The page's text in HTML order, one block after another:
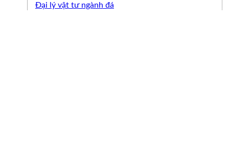
Đại lý vật tư ngành đá